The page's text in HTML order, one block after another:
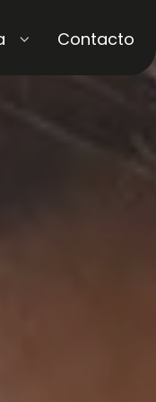
Contacto